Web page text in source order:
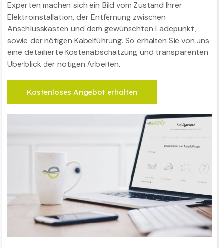
Experten machen sich ein Bild vom Zustand Ihrer
Elektroinstallation, der Entfernung zwischen
Anschlusskasten und dem gewünschten Ladepunkt,
sowie der nötigen Kabelführung. So erhalten Sie von uns
eine detaillierte Kostenabschätzung und transparenten
Überblick der nötigen Arbeiten.
Kostenloses Angebot erhalten